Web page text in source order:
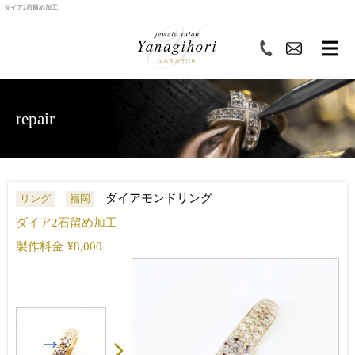
ダイア2石留め加工
repair
リング 福岡
ダイアモンドリング
ダイア2石留め加工
製作料金 ¥8,000